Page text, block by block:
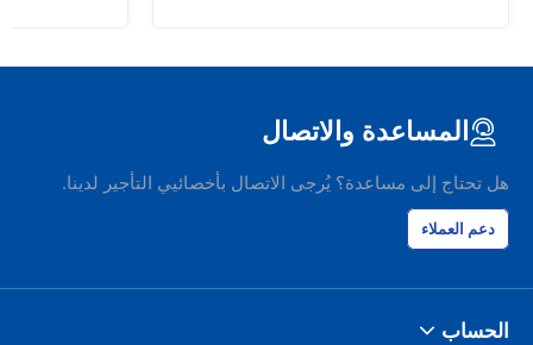
المساعدة والاتصال
هل تحتاج إلى مساعدة؟ يُرجى الاتصال بأخصائيي التأجير لدينا.
دعم العملاء
الحساب